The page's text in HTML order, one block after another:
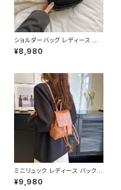
ショルダーバッグ レディース ミ
ニバッグ ハンドバッグ 2WAYバ
ッグ コンパクトバッグ カジュア
ルバー ピンク ホワイト K-B02
99
¥8,980
ミニリュック レディース バックパ
ック 巾着リュック レザー調 小さ
め コンパクト 軽量 カジュアル
¥9,980